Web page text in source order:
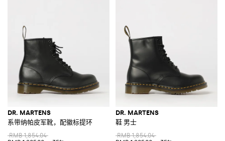
DR. MARTENS
系带纳帕皮军靴，配徽标提环
RMB 1,854.04
DR. MARTENS
鞋 男士
RMB 1,854.04